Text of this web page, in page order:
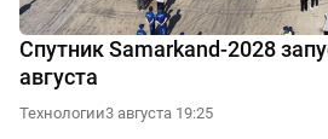
Спутник Samarkand-2028
августа
Технологии3 августа 19:25